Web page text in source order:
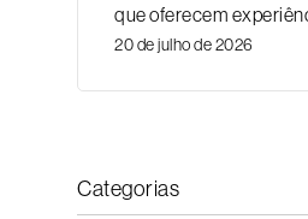
que oferecem
20 de julho de 2026
Categorias